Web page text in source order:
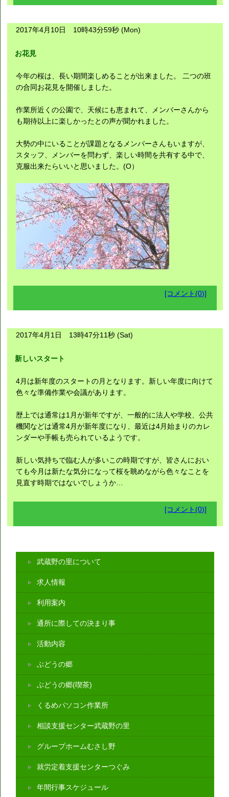
2017年4月10日 10時43分59秒 (Mon)
お花見
今年の桜は、長い期間楽しめることが出来ました。 二つの班
の合同お花見を開催しました。
作業所近くの公園で、天候にも恵まれて、メンバーさんから
も期待以上に楽しかったとの声が聞かれました。
大勢の中にいることが課題となるメンバーさんもいますが、
スタッフ、メンバーを問わず、楽しい時間を共有する中で、
克服出来たらいいと思いました。(O）
[コメント(0)]
2017年4月1日 13時47分11秒 (Sat)
新しいスタート
4月は新年度のスタートの月となります。新しい年度に向けて
色々な準備作業や会議があります。
歴上では通常は1月が新年ですが、一般的に法人や学校、公共
機関などは通常4月が新年度になり、最近は4月始まりのカレ
ンダーや手帳も売られているようです。
新しい気持ちで臨む人が多いこの時期ですが、皆さんにおい
ても今月は新たな気分になって桜を眺めながら色々なことを
見直す時期ではないでしょうか…
[コメント(0)]
武蔵野の里について
求人情報
利用案内
通所に際しての決まり事
活動内容
ぶどうの郷
ぶどうの郷(喫茶)
くるめパソコン作業所
相談支援センター武蔵野の里
グループホームむさし野
就労定着支援センターつぐみ
年間行事スケジュール